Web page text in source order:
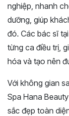
nghiệp, nhanh
dưỡng, giúp
đó. Các bác sĩ
từng ca điều trị,
hóa và tạo nên
Với không gian
Spa Hana
sắc đẹp toàn